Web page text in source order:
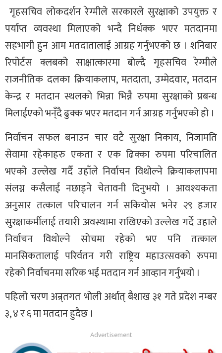
गृहसचिव लोकदर्शन रेग्मीले सरकारले सुरक्षाको उपयुक्त र
पर्याप्त व्यवस्था मिलाएको भन्दै निर्धक्क भएर मतदानमा
सहभागी हुन आम मतदातालाई आग्रह गर्नुभएको छ । शनिबार
रिपोर्टस क्लबको साक्षात्कारमा बोल्दै गृहसचिव रेग्मीले
राजनीतिक दलका क्रियाकलाप, मतदाता, उम्मेदवार, मतदान
केन्द्र र मतदान स्थलको भिन्ना भिन्नै रुपमा सुरक्षाको प्रबन्ध
मिलाईएको भन्ँदै ढुक्क भएर मतदान गर्न आग्रह गर्नुभएको हो ।
निर्वाचन सफल बनाउन चार वटै सुरक्षा निकाय, निजामति
सेवामा रहेकाहरु एकता र एक ढिक्का रुपमा परिचालित
भएको उल्लेख गर्दै उहाँले निर्वाचन विथोल्ने क्रियाकलापमा
संलग्न कसैलाई नछाड्ने चेतावनी दिनुभयो । आवश्यकता
अनुसार तत्काल परिचालन गर्न सकियोस भनेर २९ हजार
सुरक्षाकर्मीलाई तयारी अवस्थामा राखिएको उल्लेख गर्दे उहाले
निर्वाचन विथोल्ने सोचमा रहेको भए पनि तत्काल
मानसिकतालाई परिर्वतन गरी राष्ट्रिय महाउत्सवको रुपमा
रहेको निर्वाचनमा सरिक भई मतदान गर्न आव्हान गर्नुभयो ।
पहिलो चरण अन्र्तगत भोली अर्थात् बैशाख ३१ गते प्रदेश नम्बर
३, ४ र ६ मा मतदान हुदैछ ।